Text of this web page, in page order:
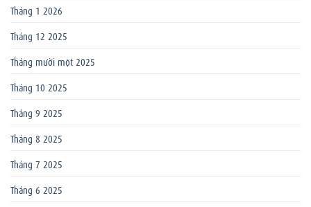
Tháng 1 2026
Tháng 12 2025
Tháng mười một 2025
Tháng 10 2025
Tháng 9 2025
Tháng 8 2025
Tháng 7 2025
Tháng 6 2025